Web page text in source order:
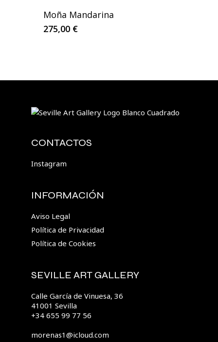
Moña Mandarina
275,00 €
CONTACTOS
Instagram
INFORMACIÓN
Aviso Legal
Política de Privacidad
Política de Cookies
SEVILLE ART GALLERY
Calle García de Vinuesa, 36
41001 Sevilla
+34 655 99 77 56
morenas1@icloud.com